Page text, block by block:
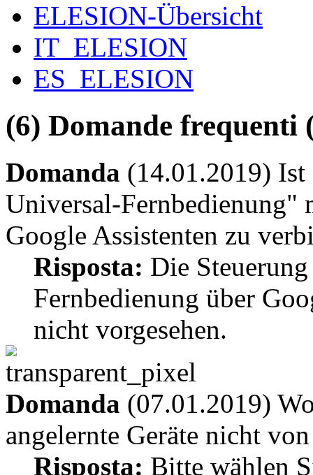
ELESION-Übersicht
IT_ELESION
ES_ELESION
(6) Domande
Domanda (14.01.2019)
Universal-Fernbedienung"
Google Assistenten zu
Risposta: Die
Fernbedienung über
nicht vorgesehen.
Domanda (07.01.2019)
angelernte Geräte nicht
Risposta: Bitte wählen